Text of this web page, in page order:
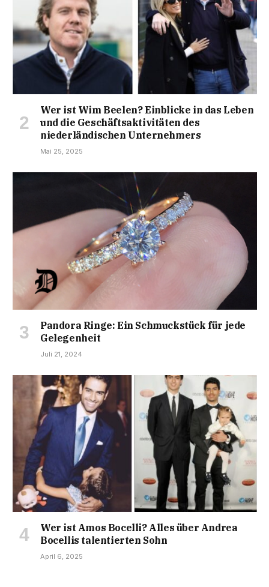
Wer ist Wim Beelen? Einblicke in das Leben
und die Geschäftsaktivitäten des
niederländischen Unternehmers
Mai 25, 2025
Pandora Ringe: Ein Schmuckstück für jede
Gelegenheit
Juli 21, 2024
Wer ist Amos Bocelli? Alles über Andrea
Bocellis talentierten Sohn
April 6, 2025